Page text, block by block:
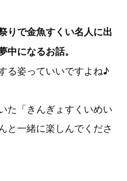
りで金魚すくい名人に出
中になるお話。
る姿っていいですよね♪
た「きんぎょすくいめい
と一緒に楽しんでくださ